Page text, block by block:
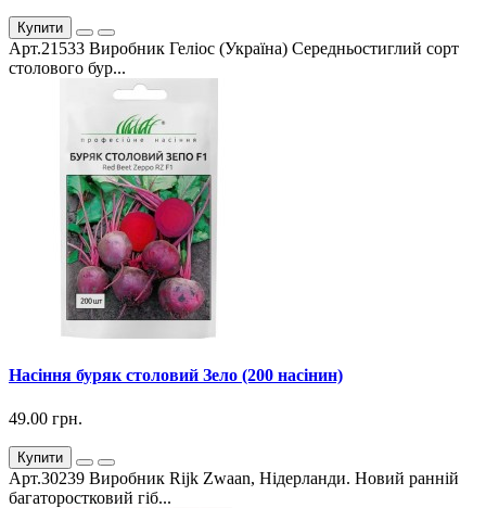
Купити
Арт.21533 Виробник Геліос (Україна) Середньостиглий сорт
столового бур...
Насіння буряк столовий Зело (200 насінин)
49.00 грн.
Купити
Арт.30239 Виробник Rijk Zwaan, Нідерланди. Новий ранній
багаторостковий гіб...